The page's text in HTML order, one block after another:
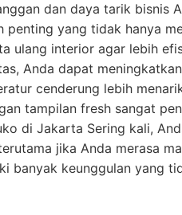
dan daya tarik bisnis
penting yang tidak hanya
ulang interior agar lebih
Anda dapat
cenderung lebih
tampilan fresh sangat
di Jakarta Sering kali,
jika Anda merasa
banyak keunggulan yang